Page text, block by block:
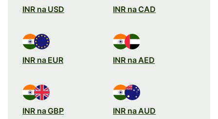
INR na USD INR na CAD
INR na EUR INR na AED
INR na GBP INR na AUD